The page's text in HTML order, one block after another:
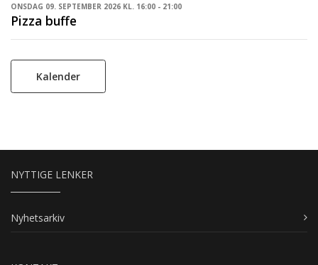
ONSDAG 09. SEPTEMBER 2026 KL. 16:00 - 21:00
Pizza buffe
Kalender
NYTTIGE LENKER
Nyhetsarkiv